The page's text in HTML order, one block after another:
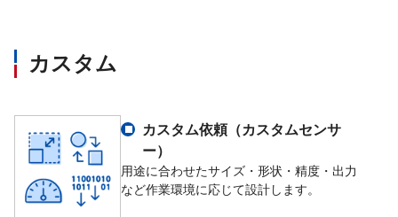
カスタム
カスタム依頼（カスタムセンサ
ー）
用途に合わせたサイズ・形状・精度・出力
など作業環境に応じて設計します。